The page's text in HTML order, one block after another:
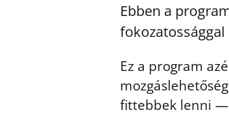
Ebben a
Ez a program
fittebbek lenni —